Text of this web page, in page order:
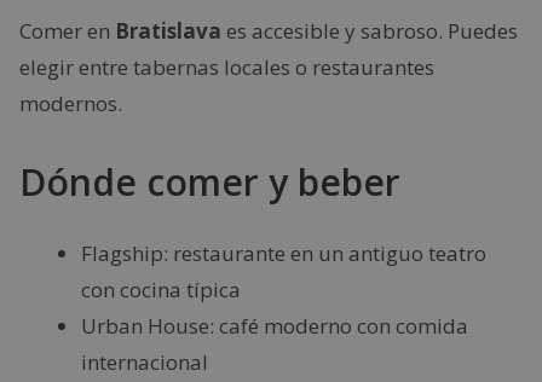
Comer en Bratislava es accesible y sabroso. Puedes
elegir entre tabernas locales o restaurantes
modernos.
Dónde comer y beber
Flagship: restaurante en un antiguo teatro
con cocina típica
Urban House: café moderno con comida
internacional